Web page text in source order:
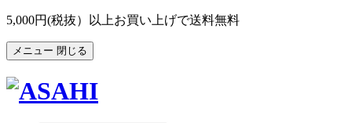
5,000円(税抜）以上お買い上げで送料無料
メニュー 閉じる